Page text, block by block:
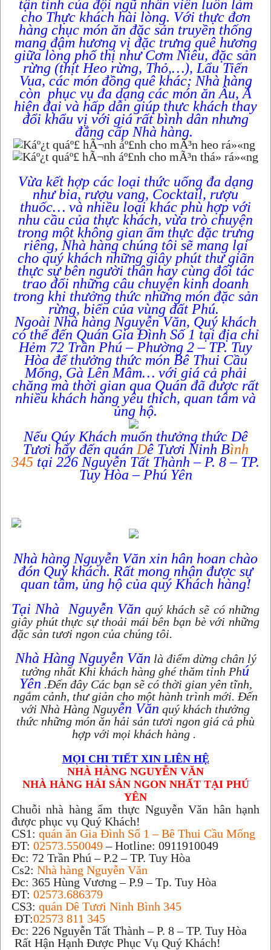
tận tình của đội ngũ nhân viên luôn làm
cho Thực khách hài lòng. Với thực đơn
hàng chục món ăn đặc sản truyền thống
mang đậm hương vị đặc trưng quê hương
giữa lòng phố thị như Cơm Niêu, đặc sản
rừng (thịt Heo rừng, Thỏ,…), Lẩu Tiến
Vua, các món đồng quê khác; Nhà hàng
còn phục vụ đa dạng các món ăn Âu, Á
hiện đại và hấp dẫn giúp thực khách thay
đổi khẩu vị với giá rất bình dân nhưng
đẳng cấp Nhà hàng.
Vừa kết hợp các loại thức uống đa dạng
như bia, rượu vang, Cocktail, rượu
thuốc… và nhiều loại khác phù hợp với
nhu cầu của thực khách, vừa trò chuyện
trong một không gian ẩm thực đặc trưng
riêng, Nhà hàng chúng tôi sẽ mang lại
cho quý khách những giây phút thư giãn
thực sự bên người thân hay cùng đối tác
trao đổi những câu chuyện kinh doanh
trong khi thưởng thức những món đặc sản
rừng, biển của vùng đất Phú.
Ngoài Nhà hàng Nguyễn Văn, Quý khách
có thể đến Quán Gia Đình Số 1 tại địa chỉ
Hẻm 72 Trần Phú – Phường 2 – TP. Tuy
Hòa để thưởng thức món Bê Thui Cầu
Mống, Gà Lên Mâm… với giá cả phải
chăng mà thời gian qua Quán đã được rất
nhiều khách hàng yêu thích, quan tâm và
ủng hộ.
Nếu Qúy Khách muốn thưởng thức Dê
Tươi hãy đến quán Dê Tươi Ninh Bình
345 tại 226 Nguyễn Tất Thành – P. 8 – TP.
Tuy Hòa – Phú Yên
Nhà hàng Nguyễn Văn xin hân hoan chào
đón Quý khách. Rất mong nhận được sự
quan tâm, ủng hộ của quý Khách hàng!
Tại Nhà Nguyễn Văn quý khách sẽ có những
giây phút thực sự thoải mái bên bạn bè với những
đặc sản tươi ngon của chúng tôi.
Nhà Hàng Nguyễn Văn là điểm dừng chân lý
tưởng nhất Khi khách hàng ghé thăm tỉnh Phú
Yên .Đến đây Các bạn sẽ có thời gian yên tĩnh,
ngắm cảnh, thư giản cho một hành trình mới. Đến
với Nhà Hàng Nguyễn Văn quý khách thưởng
thức những món ăn hải sản tươi ngon giá cả phù
hợp với mọi khách hàng .
MỌI CHI TIẾT XIN LIÊN HỆ
NHÀ HÀNG NGUYỄN VĂN
NHÀ HÀNG HẢI SẢN NGON NHẤT TẠI PHÚ
YÊN
Chuỗi nhà hàng ẩm thực Nguyễn Văn hân hạnh
được phục vụ Quý Khách!
CS1: quán ăn Gia Đình Số 1 – Bê Thui Cầu Mống
ĐT: 02573.550049– Hotline: 0911910049
Đc: 72 Trần Phú – P.2 – TP. Tuy Hòa
Cs2: Nhà hàng Nguyễn Văn
Đc: 365 Hùng Vương – P.9 – Tp. Tuy Hòa
ĐT: 02573.686379
CS3: quán Dê Tươi Ninh Bình 345
ĐT:02573 811 345
Đc: 226 Nguyễn Tất Thành – P. 8 – TP. Tuy Hòa
Rất Hận Hạnh Được Phục Vụ Quý Khách!